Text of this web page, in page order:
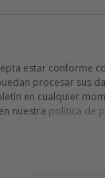
estar conforme
procesar sus
en cualquier
nuestra política de